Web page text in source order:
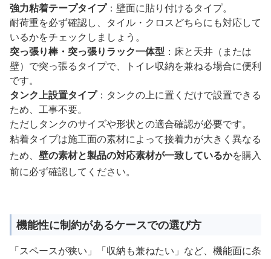
強力粘着テープタイプ：壁面に貼り付けるタイプ。
耐荷重を必ず確認し、タイル・クロスどちらにも対応して
いるかをチェックしましょう。
突っ張り棒・突っ張りラック一体型 ：床と天井（または
壁）で突っ張るタイプで、トイレ収納を兼ねる場合に便利
です。
タンク上設置タイプ：タンクの上に置くだけで設置できる
ため、工事不要。
ただしタンクのサイズや形状との適合確認が必要です。
粘着タイプは施工面の素材によって接着力が大きく異なる
ため、 壁の素材と製品の対応素材が一致しているかを購入
前に必ず確認してください。
機能性に制約があるケースでの選び方
「スペースが狭い」「収納も兼ねたい」など、機能面に条